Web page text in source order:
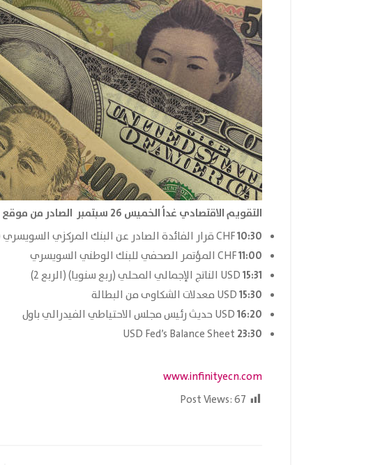
التقويم الاقتصادي غداُ الخميس 26 سبتمبر الصادر من موقع
10:30
11:00
15:31
15:30
16:20
23:30
www.infinityecn.com
Post Views:67